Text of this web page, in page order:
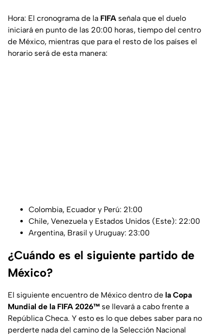
Hora: El cronograma de la FIFA señala que el duelo
iniciará en punto de las 20:00 horas, tiempo del centro
de México, mientras que para el resto de los países el
horario será de esta manera:
Colombia, Ecuador y Perú: 21:00
Chile, Venezuela y Estados Unidos (Este): 22:00
Argentina, Brasil y Uruguay: 23:00
¿Cuándo es el siguiente partido de
México?
El siguiente encuentro de México dentro de la Copa
Mundial de la FIFA 2026™ se llevará a cabo frente a
República Checa. Y esto es lo que debes saber para no
perderte nada del camino de la Selección Nacional